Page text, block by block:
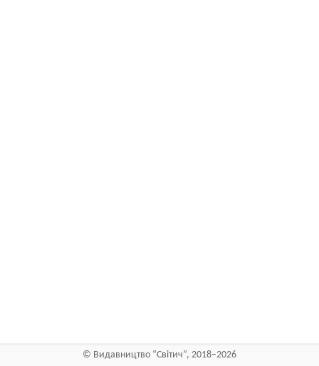
© Видавництво “Світич”, 2018–2026